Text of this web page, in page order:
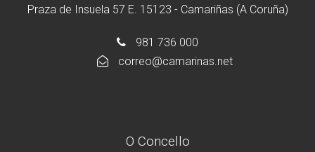
Praza de Insuela 57 E. 15123 - Camariñas (A Coruña)
981 736 000
correo@camarinas.net
O Concello